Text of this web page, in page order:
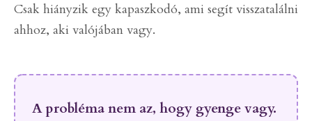
Csak hiányzik egy kapaszkodó, ami segít visszatalálni
ahhoz, aki valójában vagy.
A probléma nem az, hogy gyenge vagy.